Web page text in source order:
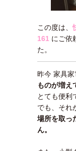
この度は、
161 にご依
た。
昨今 家具家
ものが増え
とても便利
でも、それ
場所を取っ
ん。